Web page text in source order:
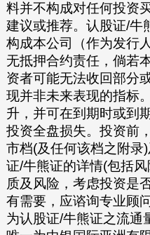
料并不构成对任何投资
建议或推荐。认股证/牛
构成本公司（作为发行
无抵押合约责任，倘若
资者可能无法收回部分
现并非未来表现的指标
升，并可在到期时或到
投资全盘损失。投资前
市档(及任何该档之附录
证/牛熊证的详情(包括
质及风险，考虑投资是
有需要，应谘询专业顾
为认股证/牛熊证之流通